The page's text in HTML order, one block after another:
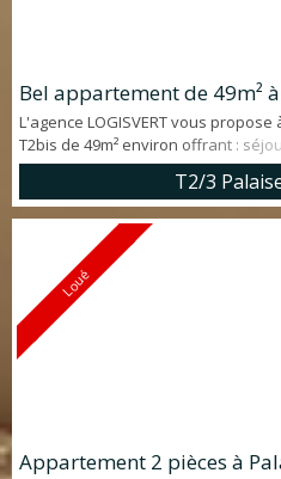
Bel appartement de 49m²
L'agence LOGISVERT vous
T2bis de 49m² environ offrant :
équipée, salon séparé et chambre.
des commodités. Monsieur STOCK :
T2/3
Loué
Appartement 2 pièces à